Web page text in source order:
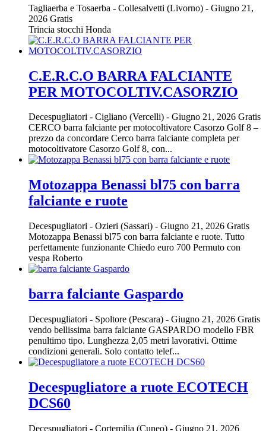
Tagliaerba e Tosaerba - Collesalvetti (Livorno) - Giugno 21,
2026 Gratis
Trincia stocchi Honda
C.E.R.C.O BARRA FALCIANTE
PER MOTOCOLTIV.CASORZIO
Decespugliatori - Cigliano (Vercelli) - Giugno 21, 2026 Gratis
CERCO barra falciante per motocoltivatore Casorzo Golf 8 –
prezzo da concordare Cerco barra falciante completa per
motocoltivatore Casorzo Golf 8, con...
Motozappa Benassi bl75 con barra
falciante e ruote
Decespugliatori - Ozieri (Sassari) - Giugno 21, 2026 Gratis
Motozappa Benassi bl75 con barra falciante e ruote. Tutto
perfettamente funzionante Chiedo euro 700 Permuto con
vespa Roberto
barra falciante Gaspardo
Decespugliatori - Spoltore (Pescara) - Giugno 21, 2026 Gratis
vendo bellissima barra falciante GASPARDO modello FBR
penultimo tipo. Lunghezza 2,05 metri lavorativi. Ottime
condizioni generali. Solo contatto telef...
Decespugliatore a ruote ECOTECH
DCS60
Decespugliatori - Cortemilia (Cuneo) - Giugno 21, 2026